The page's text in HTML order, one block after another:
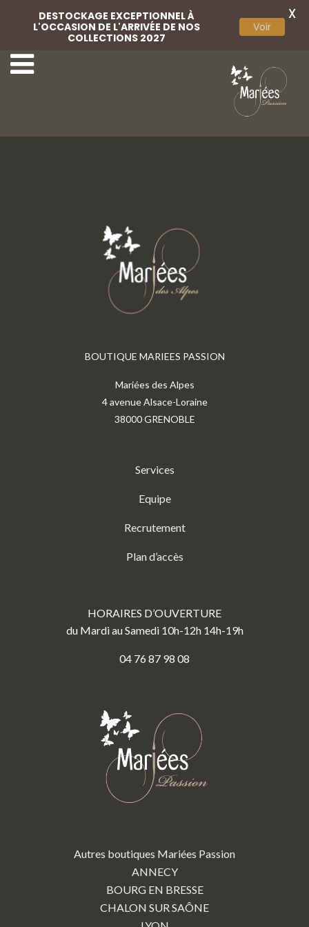
8 Monica Loretti 10 Monica Loretti
BOUTIQUE MARIEES PASSION
Mariées des Alpes
4 avenue Alsace-Loraine
38000 GRENOBLE
Services
Equipe
Recrutement
Plan d’accès
HORAIRES D’OUVERTURE
du Mardi au Samedi 10h-12h 14h-19h
04 76 87 98 08
Autres boutiques Mariées Passion
ANNECY
BOURG EN BRESSE
CHALON SUR SAÔNE
DESTOCKAGE EXCEPTIONNEL À
L'OCCASION DE L'ARRIVÉE DE NOS
COLLECTIONS 2027
Voir
X